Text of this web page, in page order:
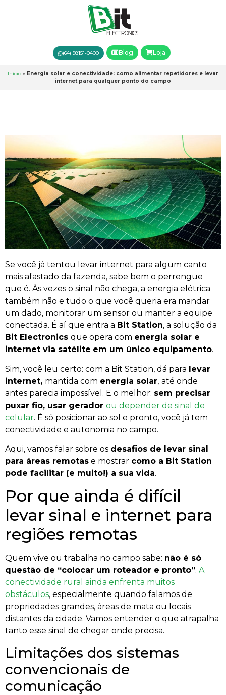
(64) 98151-0400 Blog Loja
Início » Energia solar e conectividade: como alimentar repetidores e levar
internet para qualquer ponto do campo
Se você já tentou levar internet para algum canto
mais afastado da fazenda, sabe bem o perrengue
que é. Às vezes o sinal não chega, a energia elétrica
também não e tudo o que você queria era mandar
um dado, monitorar um sensor ou manter a equipe
conectada. É aí que entra a Bit Station, a solução da
Bit Electronics que opera com energia solar e
internet via satélite em um único equipamento.
Sim, você leu certo: com a Bit Station, dá para levar
internet, mantida com energia solar, até onde
antes parecia impossível. E o melhor: sem precisar
puxar fio, usar gerador ou depender de sinal de
celular. É só posicionar ao sol e pronto, você já tem
conectividade e autonomia no campo.
Aqui, vamos falar sobre os desafios de levar sinal
para áreas remotas e mostrar como a Bit Station
pode facilitar (e muito!) a sua vida.
Por que ainda é difícil
levar sinal e internet para
regiões remotas
Quem vive ou trabalha no campo sabe: não é só
questão de “colocar um roteador e pronto”. A
conectividade rural ainda enfrenta muitos
obstáculos, especialmente quando falamos de
propriedades grandes, áreas de mata ou locais
distantes da cidade. Vamos entender o que atrapalha
tanto esse sinal de chegar onde precisa.
Limitações dos sistemas
convencionais de
comunicação